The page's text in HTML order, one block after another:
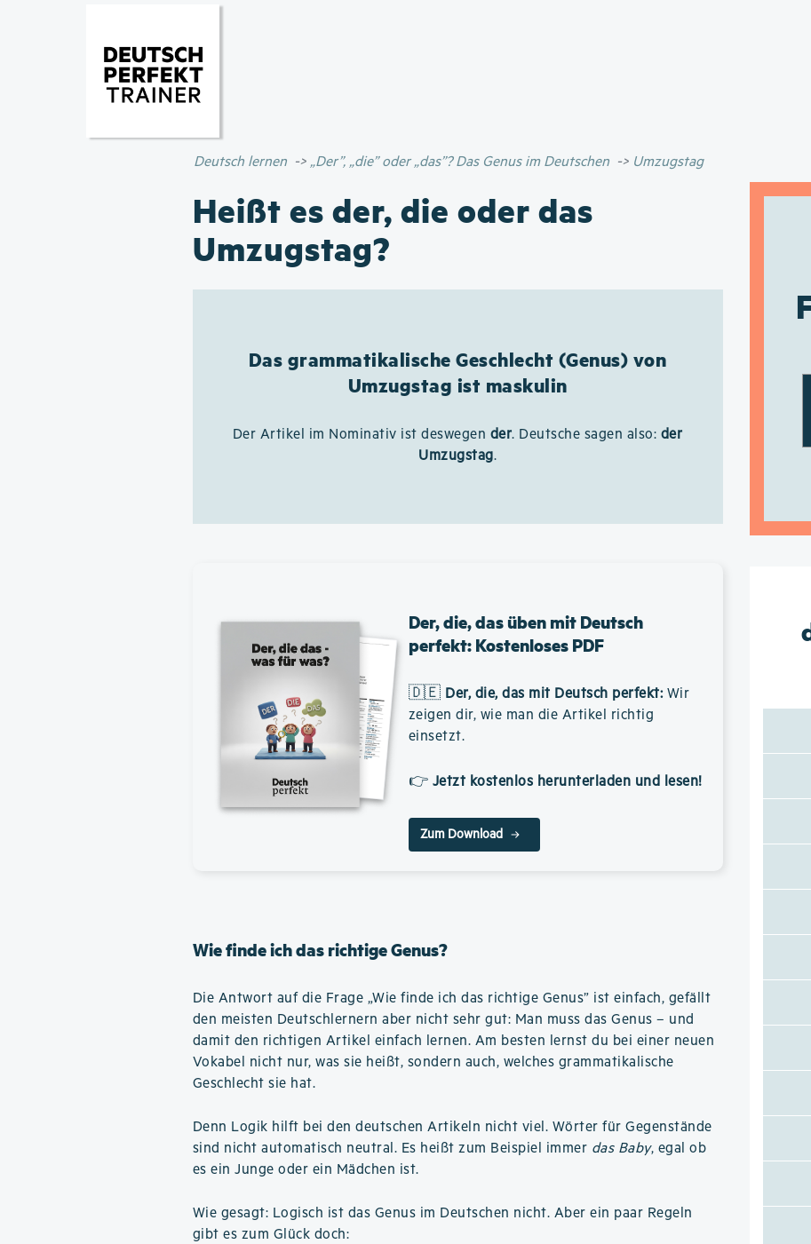
Deutsch lernen „Der”, „die” oder „das”? Das Genus im Deutschen Umzugstag
Heißt es der, die oder das
Umzugstag?
Das grammatikalische Geschlecht (Genus) von
Umzugstag ist maskulin
Der Artikel im Nominativ ist deswegen der. Deutsche sagen also: der
Umzugstag.
Der, die, das üben mit Deutsch
perfekt: Kostenloses PDF
🇩🇪 Der, die, das mit Deutsch perfekt: Wir
zeigen dir, wie man die Artikel richtig
einsetzt.
👉 Jetzt kostenlos herunterladen und lesen!
Zum Download
Wie finde ich das richtige Genus?
Die Antwort auf die Frage „Wie finde ich das richtige Genus” ist einfach, gefällt
den meisten Deutschlernern aber nicht sehr gut: Man muss das Genus – und
damit den richtigen Artikel einfach lernen. Am besten lernst du bei einer neuen
Vokabel nicht nur, was sie heißt, sondern auch, welches grammatikalische
Geschlecht sie hat.
Denn Logik hilft bei den deutschen Artikeln nicht viel. Wörter für Gegenstände
sind nicht automatisch neutral. Es heißt zum Beispiel immer das Baby, egal ob
es ein Junge oder ein Mädchen ist.
Wie gesagt: Logisch ist das Genus im Deutschen nicht. Aber ein paar Regeln
gibt es zum Glück doch: